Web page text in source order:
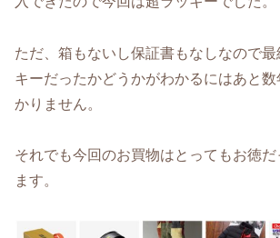
ただ、箱もないし保証書もなしなので最
キーだったかどうかがわかるにはあと
かりません。
それでも今回のお買物はとってもお徳
ます。